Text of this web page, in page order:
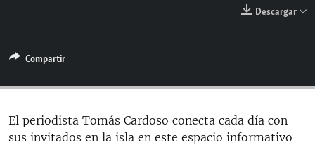
ESPECIALES
LA REALIDAD DE LA VIVIENDA EN CUBA
SER VIEJO EN CUBA
KENTU-CUBANO
MULTIMEDIA
EDITORIALES
SÍGUENOS
Descargar
Compartir
El periodista Tomás Cardoso conecta cada día con
sus invitados en la isla en este espacio informativo